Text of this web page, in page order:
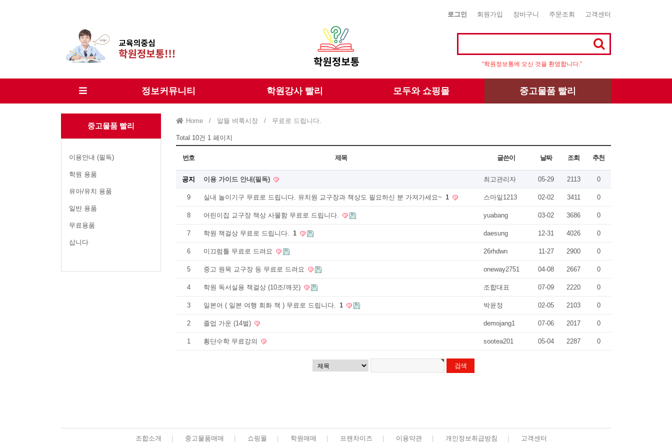
로그인 회원가입 장바구니 주문조회 고객센터
“학원정보통에 오신 것을 환영합니다.”
정보커뮤니티 학원강사 빨리 모두와 쇼핑몰 중고물품 빨리
중고물품 빨리
이용안내 (필독)
학원 용품
유아/유치 용품
일반 용품
무료용품
삽니다
Home / 알뜰 벼룩시장 / 무료로 드립니다.
Total 10건 1 페이지
번호 제목 글쓴이 날짜 조회 추천
공지 이용 가이드 안내(필독) 최고관리자 05-29 2113 0
9 실내 놀이기구 무료로 드립니다. 유치원 교구장과 책상도 필요하신 분 가져가세요~ 1 스마일1213 02-02 3411 0
8 어린이집 교구장 책상 사물함 무료로 드립니다. yuabang 03-02 3686 0
7 학원 책걸상 무료로 드립니다. 1 daesung 12-31 4026 0
6 미끄럼틀 무료로 드려요 26rhdwn 11-27 2900 0
5 중고 원목 교구장 등 무료로 드려요 oneway2751 04-08 2667 0
4 학원 독서실용 책걸상 (10조/깨끗) 조합대표 07-09 2220 0
3 일본어 ( 일본 여행 회화 책 ) 무료로 드립니다. 1 박윤정 02-05 2103 0
2 졸업 가운 (14벌) demojang1 07-06 2017 0
1 횡단수학 무료강의 sootea201 05-04 2287 0
조합소개 중고물품매매 쇼핑몰 학원매매 프랜차이즈 이용약관 개인정보취급방침 고객센터